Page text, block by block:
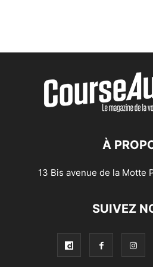
À
13 Bis avenue de la Motte
SUIVEZ